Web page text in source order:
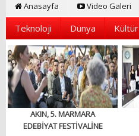
Anasayfa Video Galeri
Teknoloji Dünya Kültür
AKIN, 5. MARMARA
EDEBİYAT FESTİVALİNE